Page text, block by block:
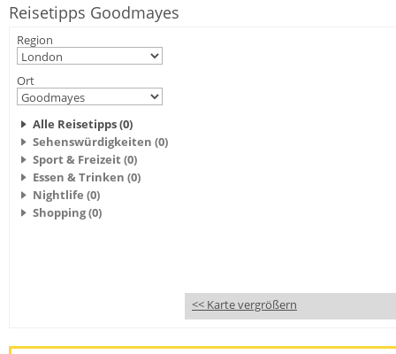
Reisetipps Goodmayes
Region
Ort
Alle Reisetipps (0)
Sehenswürdigkeiten (0)
Sport & Freizeit (0)
Essen & Trinken (0)
Nightlife (0)
Shopping (0)
<< Karte vergrößern